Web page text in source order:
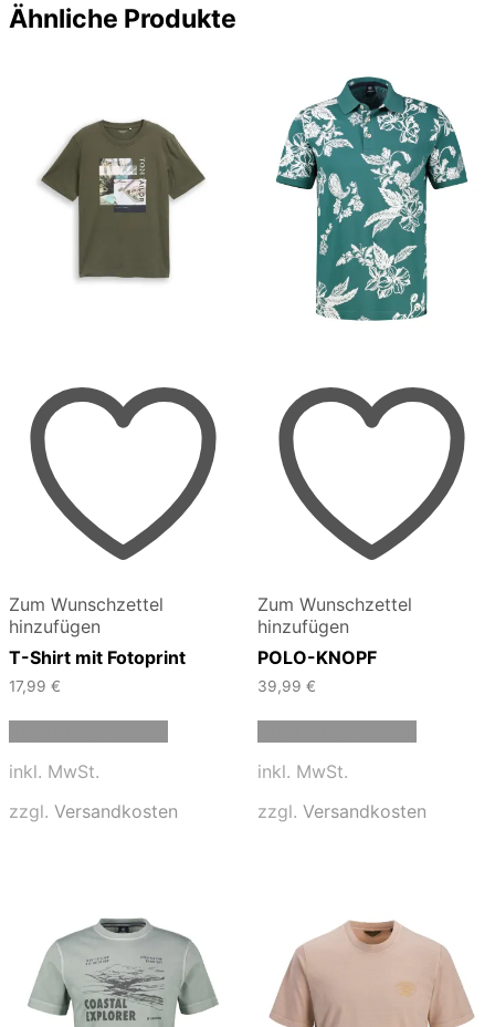
Ähnliche Produkte
Zum Wunschzettel
hinzufügen
T-Shirt mit Fotoprint
17,99 €
auf.
der
Produktseite
gewählt
werden
inkl. MwSt.
zzgl. Versandkosten
Zum Wunschzettel
hinzufügen
POLO-KNOPF
39,99 €
auf.
der
gewählt
werden
inkl. MwSt.
zzgl. Versandkosten